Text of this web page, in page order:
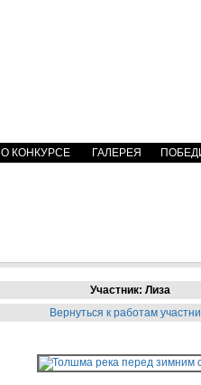
О КОНКУРСЕ ГАЛЕРЕЯ
Участник: Лиза
Вернуться к работам